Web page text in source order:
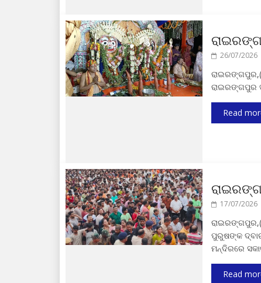
26/07/2026
ରାଇରଙ୍ଗପୁର
Read
17/07/2026
ପୁରୁଷଙ୍କ
ମନ୍ଦିରରେ
Read